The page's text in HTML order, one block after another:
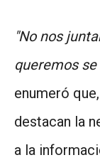
"No nos
queremos
enumeró
destacan la
a la